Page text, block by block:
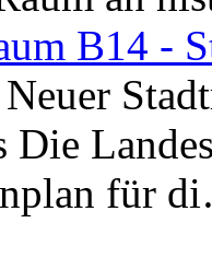
B14 -
Die
für